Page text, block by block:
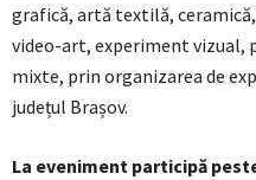
grafică, artă textilă,
video-art, experiment
mixte, prin organizarea de
județul Brașov.
La eveniment participă